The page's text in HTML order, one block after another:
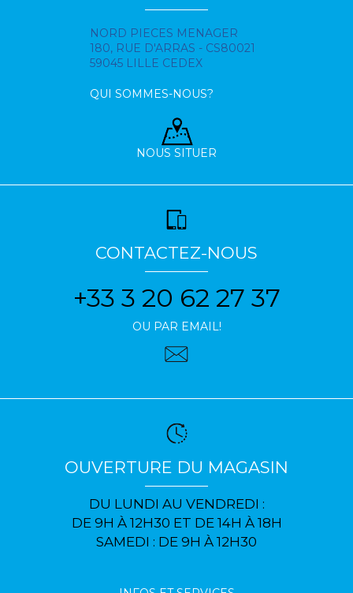
NORD PIECES MENAGER
180, RUE D'ARRAS - CS80021
59045 LILLE CEDEX
QUI SOMMES-NOUS?
NOUS SITUER
CONTACTEZ-NOUS
+33 3 20 62 27 37
OU PAR EMAIL!
OUVERTURE DU MAGASIN
DU LUNDI AU VENDREDI :
DE 9H À 12H30 ET DE 14H À 18H
SAMEDI : DE 9H À 12H30